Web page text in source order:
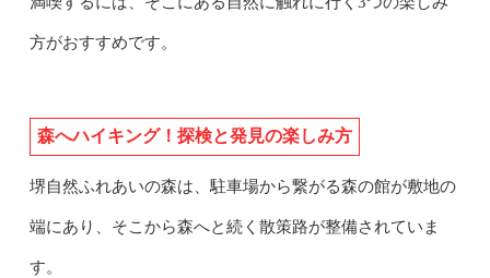
方がおすすめです。
森へハイキング！探検と発見の楽しみ方
堺自然ふれあいの森は、駐車場から繋がる森の館が敷地の
端にあり、そこから森へと続く散策路が整備されていま
す。